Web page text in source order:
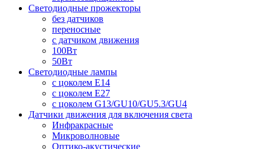
Светодиодные прожекторы
без датчиков
переносные
с датчиком движения
100Вт
50Вт
Светодиодные лампы
с цоколем E14
с цоколем E27
с цоколем G13/GU10/GU5.3/GU4
Датчики движения для включения света
Инфракрасные
Микроволновые
Оптико-акустические